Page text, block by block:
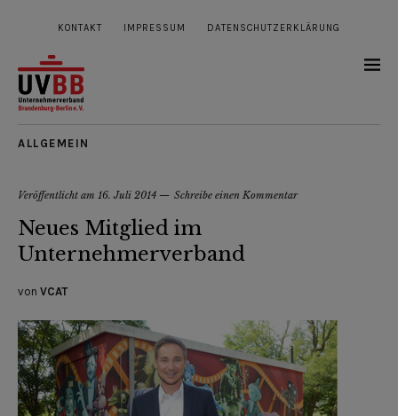
KONTAKT IMPRESSUM DATENSCHUTZERKLÄRUNG
ALLGEMEIN
Veröffentlicht am 16. Juli 2014 Schreibe einen Kommentar
Neues Mitglied im
Unternehmerverband
von VCAT